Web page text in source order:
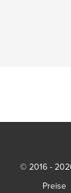
© 2016 -
Preise